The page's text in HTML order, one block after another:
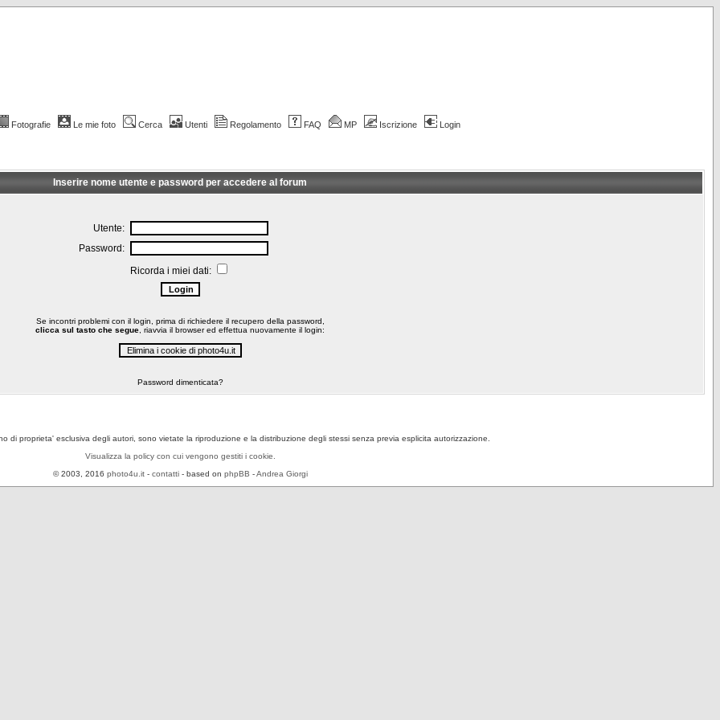
Fotografie Le mie foto Cerca Utenti Regolamento FAQ MP Iscrizione Login
Inserire nome utente e password per accedere al forum
Utente:
Password:
Ricorda i miei dati:
Se incontri problemi con il login, prima di richiedere il recupero della password,
clicca sul tasto che segue , riavvia il browser ed effettua nuovamente il login:
Password dimenticata?
di proprieta' esclusiva degli autori, sono vietate la riproduzione e la distribuzione degli stessi senza previa esplicita autorizzazione.
Visualizza la policy con cui vengono gestiti i cookie.
© 2003, 2016 photo4u.it- contatti- based on phpBB -Andrea Giorgi